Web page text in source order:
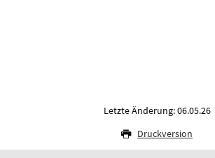
Letzte Änderung: 06.05.26
Druckversion